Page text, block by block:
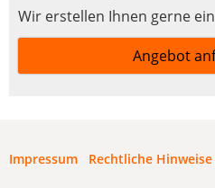
Wir erstellen Ihnen gerne
Angebot
Impressum Rechtliche Hinweise